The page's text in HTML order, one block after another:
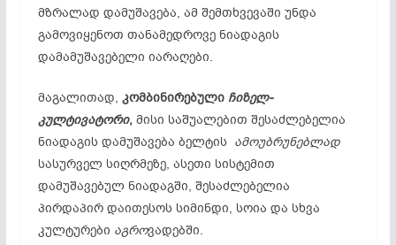
მზრალად დამუშავება, ამ შემთხვევაში უნდა
გამოვიყენოთ თანამედროვე ნიადაგის
დამამუშავებელი იარაღები.
მაგალითად, კომბინირებული ჩიზელ-
კულტივატორი,მისი საშუალებით შესაძლებელია
ნიადაგის დამუშავება ბელტის ამოუბრუნებლად
სასურველ სიღრმეზე, ასეთი სისტემით
დამუშავებულ ნიადაგში, შესაძლებელია
პირდაპირ დაითესოს სიმინდი, სოია და სხვა
კულტურები აგროვადებში.